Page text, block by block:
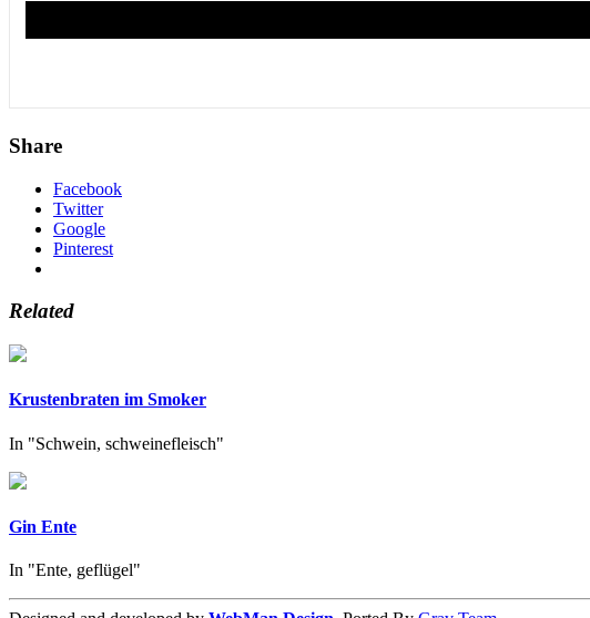
Share
Facebook
Twitter
Google
Pinterest
Related
Krustenbraten im Smoker
In "Schwein, schweinefleisch"
Gin Ente
In "Ente, geflügel"